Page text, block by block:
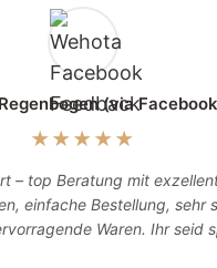
(via
★★★★★
– top Beratung mit
einfache Bestellung, sehr
Waren. Ihr seid